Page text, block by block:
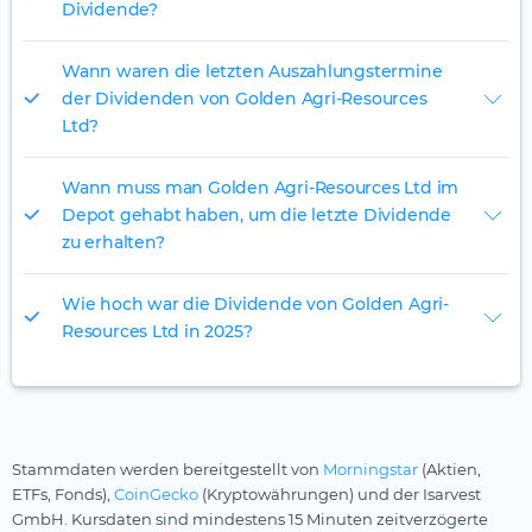
Dividende?
Wann waren die letzten Auszahlungstermine
der Dividenden von Golden Agri-Resources
Ltd?
Wann muss man Golden Agri-Resources Ltd im
Depot gehabt haben, um die letzte Dividende
zu erhalten?
Wie hoch war die Dividende von Golden Agri-
Resources Ltd in 2025?
Stammdaten werden bereitgestellt von Morningstar (Aktien,
ETFs, Fonds), CoinGecko (Kryptowährungen) und der Isarvest
GmbH. Kursdaten sind mindestens 15 Minuten zeitverzögerte